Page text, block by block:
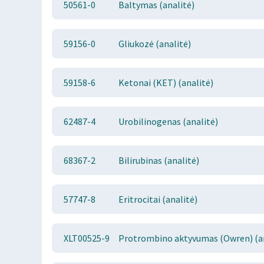
50561-0 Baltymas (analitė)
59156-0 Gliukozė (analitė)
59158-6 Ketonai (KET) (analitė)
62487-4 Urobilinogenas (analitė)
68367-2 Bilirubinas (analitė)
57747-8 Eritrocitai (analitė)
XLT00525-9 Protrombino aktyvumas (Owren)